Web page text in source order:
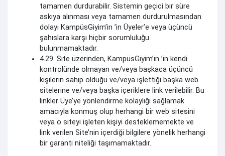
tamamen durdurabilir. Sistemin geçici bir süre
askıya alınması veya tamamen durdurulmasından
dolayı KampüsGiyim’in ’in Üyeler’e veya üçüncü
şahıslara karşı hiçbir sorumluluğu
bulunmamaktadır.
4.29. Site üzerinden, KampüsGiyim’in ’in kendi
kontrolünde olmayan ve/veya başkaca üçüncü
kişilerin sahip olduğu ve/veya işlettiği başka web
sitelerine ve/veya başka içeriklere link verilebilir. Bu
linkler Üye’ye yönlendirme kolaylığı sağlamak
amacıyla konmuş olup herhangi bir web sitesini
veya o siteyi işleten kişiyi desteklememekte ve
link verilen Site’nin içerdiği bilgilere yönelik herhangi
bir garanti niteliği taşımamaktadır.